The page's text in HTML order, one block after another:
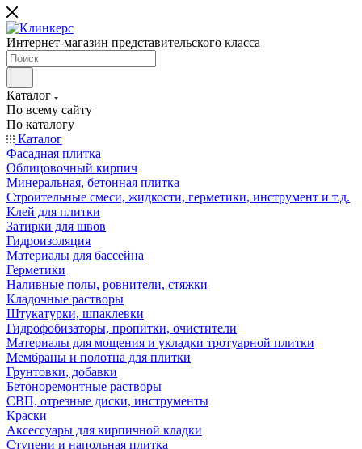
Интернет-магазин представительского класса
Каталог
По всему сайту
По каталогу
Каталог
Фасадная плитка
Облицовочный кирпич
Минеральная, бетонная плитка
Строительные смеси, жидкости, герметики, инструмент и т.д.
Клей для плитки
Затирки для швов
Гидроизоляция
Материалы для бассейна
Герметики
Наливные полы, ровнители, стяжки
Кладочные растворы
Штукатурки, шпаклевки
Гидрофобизаторы, пропитки, очистители
Материалы для мощения и укладки тротуарной плитки
Мембраны и полотна для плитки
Грунтовки, добавки
Бетоноремонтные растворы
СВП, отрезные диски, инструменты
Краски
Аксессуары для кирпичной кладки
Ступени и напольная плитка